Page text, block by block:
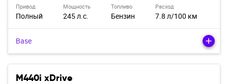
Привод
Полный
Мощность
245 л.с.
Топливо
Бензин
Расход
7.8 л/100 км
Base
M440i xDrive